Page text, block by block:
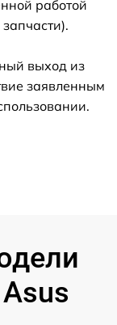
работой
выход из
заявленным